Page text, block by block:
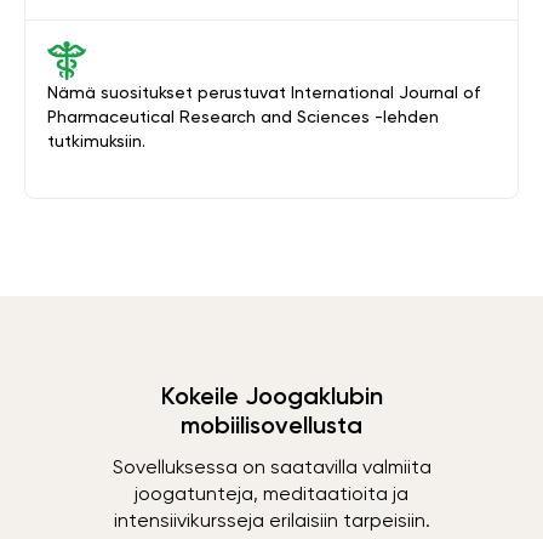
Nämä suositukset perustuvat International Journal of
Pharmaceutical Research and Sciences -lehden
tutkimuksiin.
Kokeile Joogaklubin
mobiilisovellusta
Sovelluksessa on saatavilla valmiita
joogatunteja, meditaatioita ja
intensiivikursseja erilaisiin tarpeisiin.